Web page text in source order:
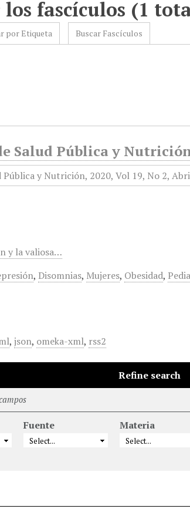
fascículos (1
por Etiqueta Buscar Fascículos
Salud Pública y
y la valiosa…
, Disomnias, Mujeres, Obesidad,
,json, omeka-xml, rss2
Refine search
Fuente Materia